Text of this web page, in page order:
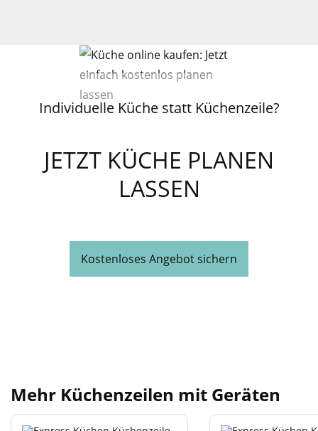
Individuelle Küche statt Küchenzeile?
JETZT KÜCHE PLANEN
LASSEN
Kostenloses Angebot sichern
Mehr Küchenzeilen mit Geräten